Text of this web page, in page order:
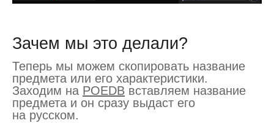
Зачем мы это делали?
Теперь мы можем скопировать название
предмета или его характеристики.
Заходим на POEDB вставляем название
предмета и он сразу выдаст его
на русском.